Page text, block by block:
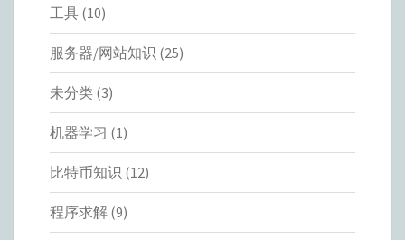
工具 (10)
服务器/网站知识 (25)
未分类 (3)
机器学习 (1)
比特币知识 (12)
程序求解 (9)